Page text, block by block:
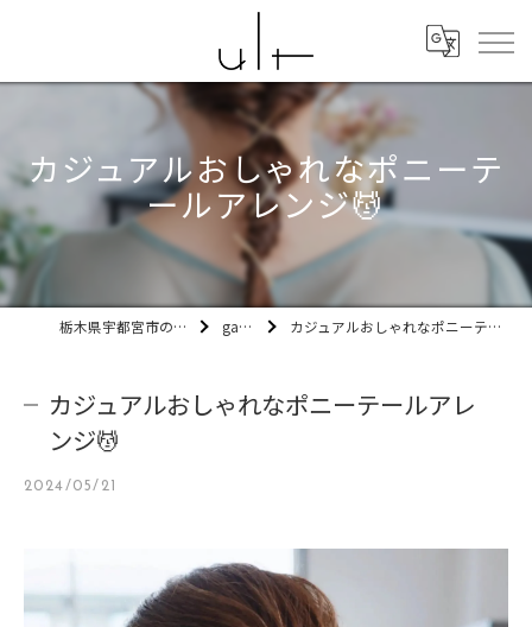
カジュアルおしゃれなポニーテ
ールアレンジ💆
栃木県宇都宮市の美容室ult gallery カジュアルおしゃれなポニーテールアレンジ💆
カジュアルおしゃれなポニーテールアレ
ンジ💆
2024/05/21